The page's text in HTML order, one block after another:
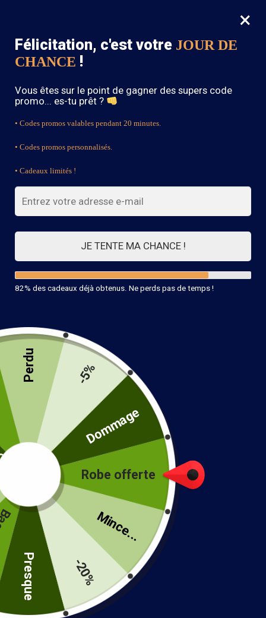
0
SOLDES : -15% sur toute la boutique avec le code « BOHEME15 »
Tunique Dentelle Bohème
29.99 €
Couleur
Taille
×
Félicitation, c'est votre JOUR DE
CHANCE !
Vous êtes sur le point de gagner des supers code
promo... es-tu prêt ?
• Codes promos valables pendant 20 minutes.
• Codes promos personnalisés.
• Cadeaux limités !
JE TENTE MA CHANCE !
82% des cadeaux déjà obtenus. Ne perds pas de temps !
Robe offerte
Mince...
-20%
Presque
Perdu -5%
Dommage